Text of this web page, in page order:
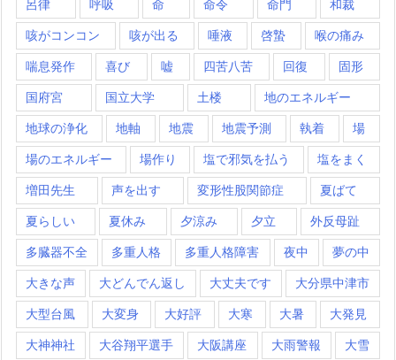
呂律 呼吸 命 命令 命門 和裁
咳がコンコン 咳が出る 唾液 啓蟄 喉の痛み
喘息発作 喜び 嘘 四苦八苦 回復 固形
国府宮 国立大学 土楼 地のエネルギー
地球の浄化 地軸 地震 地震予測 執着 場
場のエネルギー 場作り 塩で邪気を払う 塩をまく
増田先生 声を出す 変形性股関節症 夏ばて
夏らしい 夏休み 夕涼み 夕立 外反母趾
多臓器不全 多重人格 多重人格障害 夜中 夢の中
大きな声 大どんでん返し 大丈夫です 大分県中津市
大型台風 大変身 大好評 大寒 大暑 大発見
大神神社 大谷翔平選手 大阪講座 大雨警報 大雪